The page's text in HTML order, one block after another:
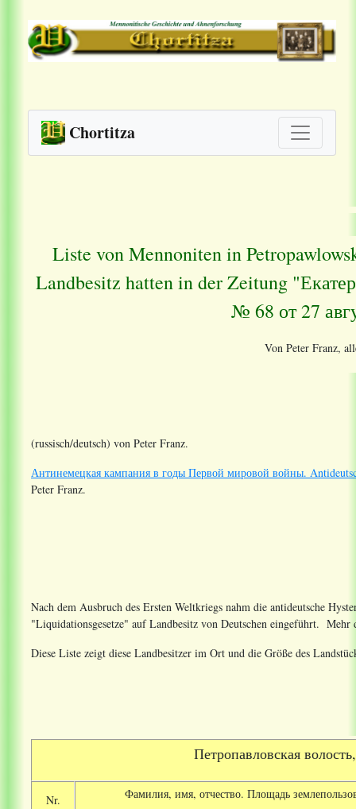
Chortitza
Liste von Mennoniten in
Landbesitz hatten in der Zeitung
№ 68 от 27
Von Peter Franz,
(russisch/deutsch) von Peter Franz.
Антинемецкая кампания в годы Первой мировой войны.
Peter Franz.
Nach dem Ausbruch des Ersten Weltkriegs nahm die antideutsche
"Liquidationsgesetze" auf Landbesitz von Deutschen eingeführt. Mehr
Diese Liste zeigt diese Landbesitzer im Ort und die Größe des
Петропавловская
Nr. Фамилия, имя, отчество. Площадь